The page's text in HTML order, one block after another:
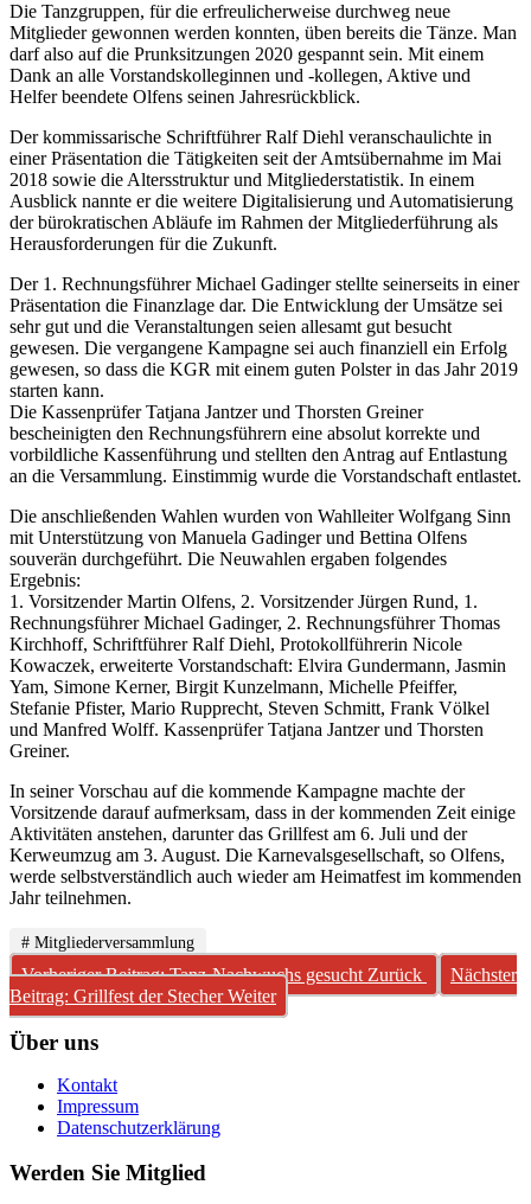
Die Tanzgruppen, für die erfreulicherweise durchweg neue
Mitglieder gewonnen werden konnten, üben bereits die Tänze. Man
darf also auf die Prunksitzungen 2020 gespannt sein. Mit einem
Dank an alle Vorstandskolleginnen und -kollegen, Aktive und
Helfer beendete Olfens seinen Jahresrückblick.
Der kommissarische Schriftführer Ralf Diehl veranschaulichte in
einer Präsentation die Tätigkeiten seit der Amtsübernahme im Mai
2018 sowie die Altersstruktur und Mitgliederstatistik. In einem
Ausblick nannte er die weitere Digitalisierung und Automatisierung
der bürokratischen Abläufe im Rahmen der Mitgliederführung als
Herausforderungen für die Zukunft.
Der 1. Rechnungsführer Michael Gadinger stellte seinerseits in einer
Präsentation die Finanzlage dar. Die Entwicklung der Umsätze sei
sehr gut und die Veranstaltungen seien allesamt gut besucht
gewesen. Die vergangene Kampagne sei auch finanziell ein Erfolg
gewesen, so dass die KGR mit einem guten Polster in das Jahr 2019
starten kann.
Die Kassenprüfer Tatjana Jantzer und Thorsten Greiner
bescheinigten den Rechnungsführern eine absolut korrekte und
vorbildliche Kassenführung und stellten den Antrag auf Entlastung
an die Versammlung. Einstimmig wurde die Vorstandschaft entlastet.
Die anschließenden Wahlen wurden von Wahlleiter Wolfgang Sinn
mit Unterstützung von Manuela Gadinger und Bettina Olfens
souverän durchgeführt. Die Neuwahlen ergaben folgendes
Ergebnis:
1. Vorsitzender Martin Olfens, 2. Vorsitzender Jürgen Rund, 1.
Rechnungsführer Michael Gadinger, 2. Rechnungsführer Thomas
Kirchhoff, Schriftführer Ralf Diehl, Protokollführerin Nicole
Kowaczek, erweiterte Vorstandschaft: Elvira Gundermann, Jasmin
Yam, Simone Kerner, Birgit Kunzelmann, Michelle Pfeiffer,
Stefanie Pfister, Mario Rupprecht, Steven Schmitt, Frank Völkel
und Manfred Wolff. Kassenprüfer Tatjana Jantzer und Thorsten
Greiner.
In seiner Vorschau auf die kommende Kampagne machte der
Vorsitzende darauf aufmerksam, dass in der kommenden Zeit einige
Aktivitäten anstehen, darunter das Grillfest am 6. Juli und der
Kerweumzug am 3. August. Die Karnevalsgesellschaft, so Olfens,
werde selbstverständlich auch wieder am Heimatfest im kommenden
Jahr teilnehmen.
# Mitgliederversammlung
Vorheriger Beitrag: Tanz-Nachwuchs gesucht Zurück
Nächster
Beitrag: Grillfest der StecherWeiter
Über uns
Kontakt
Impressum
Datenschutzerklärung
Werden Sie Mitglied